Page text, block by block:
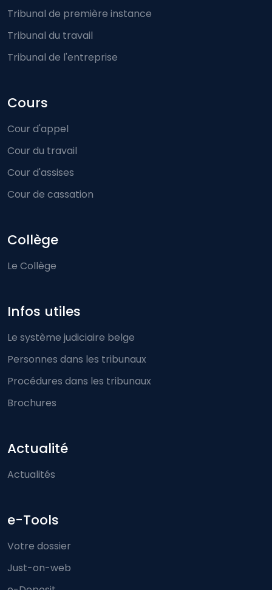
Tribunal de première instance
Tribunal du travail
Tribunal de l'entreprise
Cours
Cour d'appel
Cour du travail
Cour d'assises
Cour de cassation
Collège
Le Collège
Infos utiles
Le système judiciaire belge
Personnes dans les tribunaux
Procédures dans les tribunaux
Brochures
Actualité
Actualités
e-Tools
Votre dossier
Just-on-web